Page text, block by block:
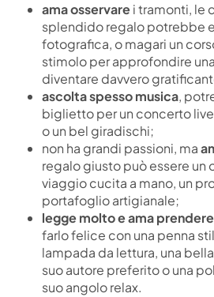
ama osservarei tramonti, le
splendido regalo potrebbe
fotografica, o magari un
stimolo per approfondire
diventare davvero
ascolta spesso musica,
biglietto per un concerto
o un bel giradischi;
non ha grandi passioni, ma
regalo giusto può essere un
viaggio cucita a mano, un
portafoglio artigianale;
legge molto e ama
farlo felice con una penna
lampada da lettura, una
suo autore preferito o una
suo angolo relax.